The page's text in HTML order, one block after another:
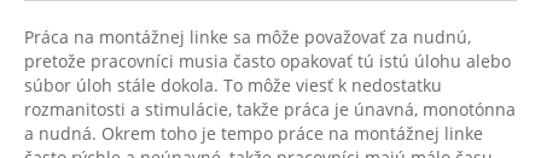
Práca na montážnej linke sa môže považovať za nudnú,
pretože pracovníci musia často opakovať tú istú úlohu alebo
súbor úloh stále dokola. To môže viesť k nedostatku
rozmanitosti a stimulácie, takže práca je únavná, monotónna
a nudná. Okrem toho je tempo práce na montážnej linke